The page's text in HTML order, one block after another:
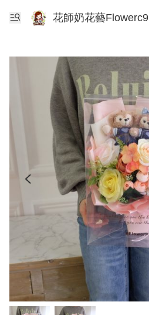
花師奶花藝Flowerc9